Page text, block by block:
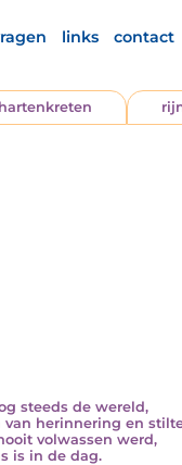
links contact
hartenkreten
steeds de wereld,
van herinnering en
volwassen werd,
is in de dag.